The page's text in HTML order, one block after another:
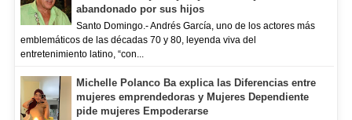
abandonado por sus hijos
Santo Domingo.- Andrés García, uno de los actores más
emblemáticos de las décadas 70 y 80, leyenda viva del
entretenimiento latino, “con...
Michelle Polanco Ba explica las Diferencias entre
mujeres emprendedoras y Mujeres Dependiente
pide mujeres Empoderarse